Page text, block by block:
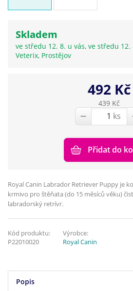
Skladem
ve středu 12. 8. u vás, ve středu
Veterix, Prostějov
492 Kč
439 Kč
ks
Přidat do
Royal Canin Labrador Retriever Puppy je
krmivo pro štěňata (do 15 měsíců věku)
labradorský retrívr.
Kód produktu:
P22010020
Výrobce:
Royal Canin
Popis